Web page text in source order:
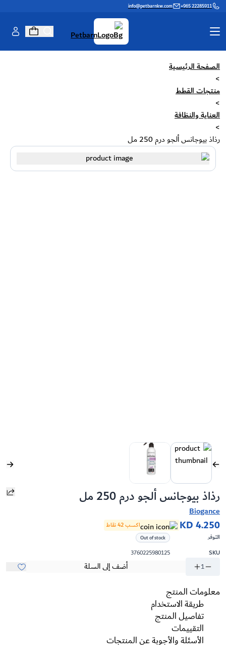
+965 22285911
info@petbarnkw.com
العلامات التجارية
جدار القطط
المعرفة
تبنّي ولمّ الشمل
لعبة عبر الإنترنت
برنامج الولاء
الصفحة الرئيسية
>
منتجات القطط
>
العناية والنظافة
>
رذاذ بيوجانس ألجو درم 250 مل
رذاذ بيوجانس ألجو درم 250 مل
Biogance
KD 4.250
اكسب 42 نقاط
التوفر
Out of stock
SKU
3760225980125
1 أضف إلى السلة
معلومات المنتج
طريقة الاستخدام
تفاصيل المنتج
التقييمات
الأسئلة والأجوبة عن المنتجات